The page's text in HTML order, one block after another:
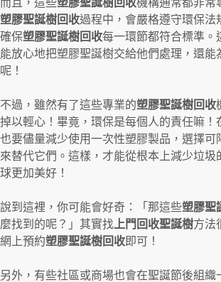
塑膠聖誕樹回收過程中，會嚴格遵守環保法
確保塑膠聖誕樹回收每一環節都符合標準。
能放心地把塑膠聖誕樹交給他們處理，還能
呢！
不過，雖然有了這些專業的塑膠聖誕樹回收
掉以輕心！畢竟，環保是每個人的責任嘛！
也要儘量減少使用一次性塑膠製品，選擇可
來替代它們。這樣，才能從根本上減少垃圾
球更加美好！
說到這裡，你可能會好奇：「那這些塑膠聖
麼找到的呢？」其實找 上門回收聖誕樹方法
網上預約塑膠聖誕樹回收即可！
另外，有些社區或商場也會在聖誕節後組織